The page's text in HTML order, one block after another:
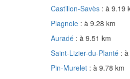
Castillon-Savès : à 9.19
Plagnole : à 9.28 km
Auradé : à 9.51 km
Saint-Lizier-du-Planté :
Pin-Murelet : à 9.78 km